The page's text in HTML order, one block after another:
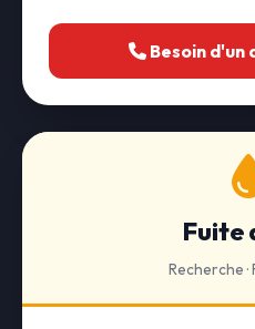
Besoin d'un
Fuite
Recherche